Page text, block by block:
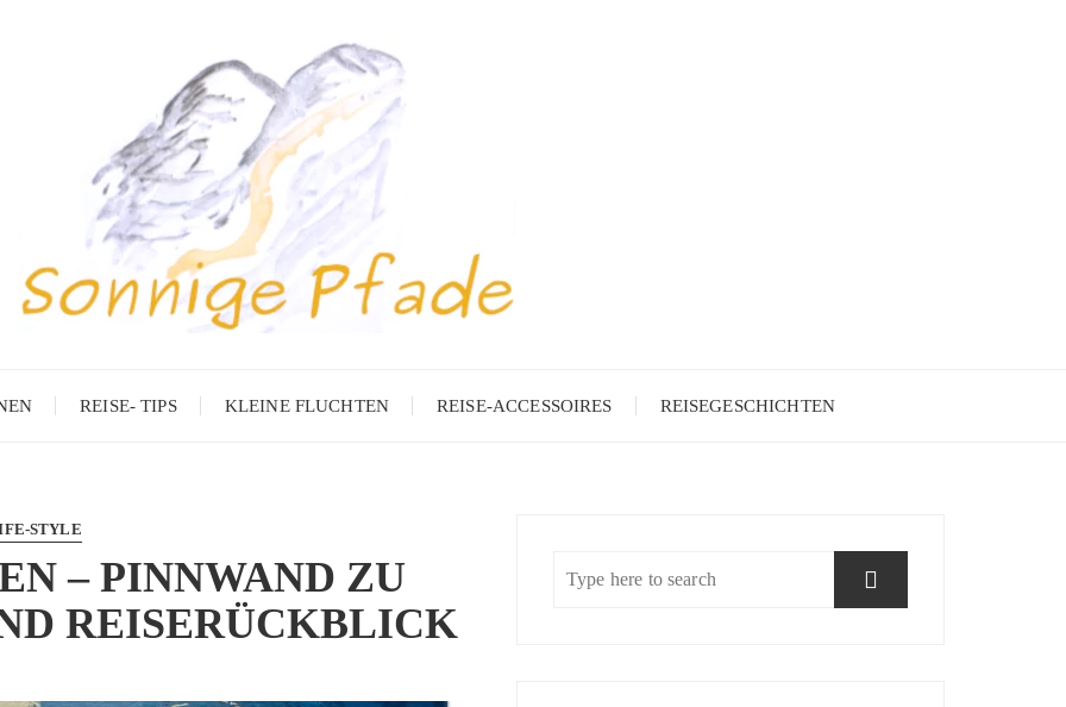
REISE- TIPS KLEINE FLUCHTEN REISE-ACCESSOIRES REISEGESCHICHTEN
STYLE
– PINNWAND ZU
REISERÜCKBLICK